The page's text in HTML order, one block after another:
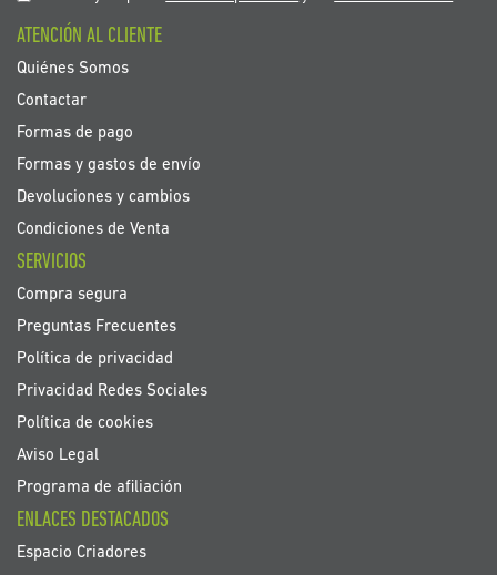
de
noticias:
ATENCIÓN AL CLIENTE
Quiénes Somos
Contactar
Formas de pago
Formas y gastos de envío
Devoluciones y cambios
Condiciones de Venta
SERVICIOS
Compra segura
Preguntas Frecuentes
Política de privacidad
Privacidad Redes Sociales
Política de cookies
Aviso Legal
Programa de afiliación
ENLACES DESTACADOS
Espacio Criadores